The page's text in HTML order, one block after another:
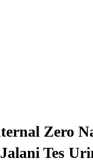
Zero
Tes